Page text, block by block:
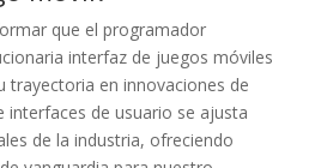
que el programador
interfaz de juegos móviles
trayectoria en innovaciones de
interfaces de usuario se ajusta
de la industria, ofreciendo